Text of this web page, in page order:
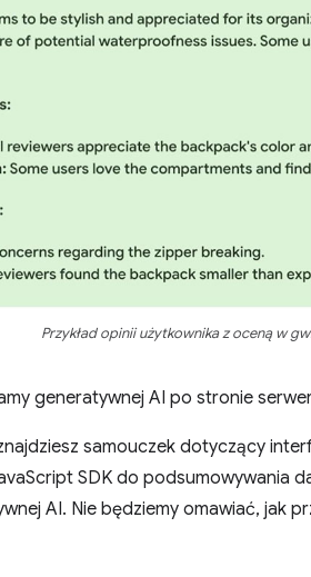
Przykład opinii użytkownika z oceną w
generatywnej AI po stronie
samouczek dotyczący
SDK do podsumowywania
AI. Nie będziemy omawiać, jak